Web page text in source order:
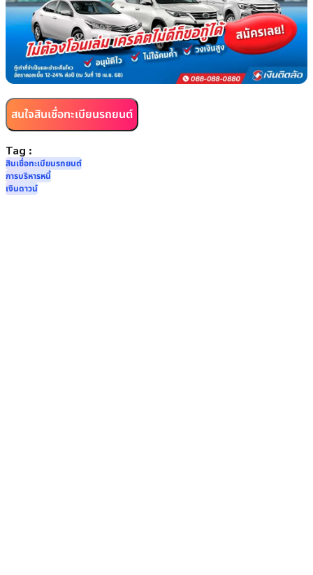
สนใจสินเชื่อทะเบียนรถยนต์
Tag :
สินเชื่อทะเบียนรถยนต์
การบริหารหนี้
เงินดาวน์